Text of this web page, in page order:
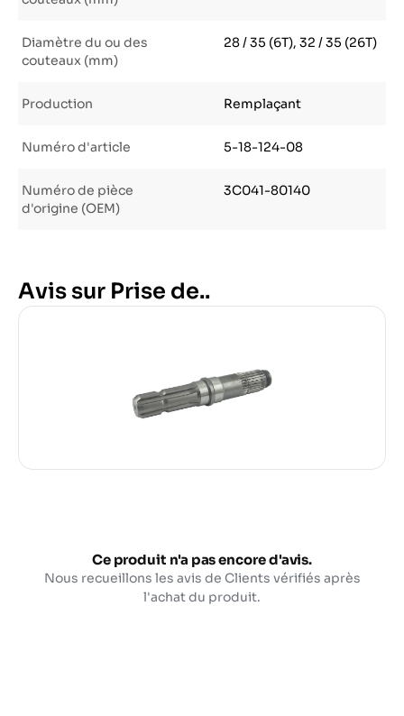
Diamètre du ou des
couteaux (mm)
28 / 35 (6T), 32 / 35 (26T)
Production Remplaçant
Numéro d'article 5-18-124-08
Numéro de pièce
d'origine (OEM)
3C041-80140
Avis sur Prise de..
Ce produit n'a pas encore d'avis.
Nous recueillons les avis de Clients vérifiés après
l'achat du produit.